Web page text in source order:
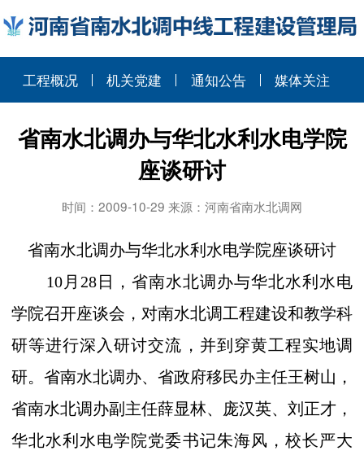
工程概况 机关党建 通知公告 媒体关注
省南水北调办与华北水利水电学院
座谈研讨
时间：2009-10-29 来源：河南省南水北调网
省南水北调办与华北水利水电学院座谈研讨
10月28日，省南水北调办与华北水利水电
学院召开座谈会，对南水北调工程建设和教学科
研等进行深入研讨交流，并到穿黄工程实地调
研。省南水北调办、省政府移民办主任王树山，
省南水北调办副主任薛显林、庞汉英、刘正才，
华北水利水电学院党委书记朱海风，校长严大